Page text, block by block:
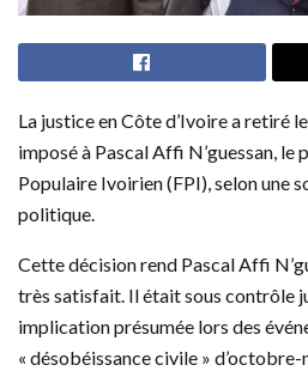
La justice en Côte d’Ivoire a retiré
imposé à Pascal Affi N’guessan, le
Populaire Ivoirien (FPI), selon une
politique.
Cette décision rend Pascal Affi
très satisfait. Il était sous contrôle
implication présumée lors des
« désobéissance civile »